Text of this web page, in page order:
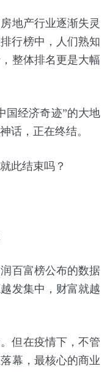
地产行业逐渐失灵
行榜中，人们熟知
整体排名更是大幅
国经济奇迹”的大地
话，正在终结。
此结束吗？
百富榜公布的数据
发集中，财富就越
但在疫情下，不管
幕，最核心的商业